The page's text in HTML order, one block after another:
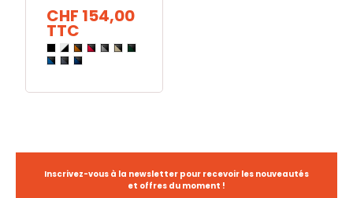
CHF 154,00
TTC
Inscrivez-vous à la newsletter pour recevoir les nouveautés
et offres du moment !